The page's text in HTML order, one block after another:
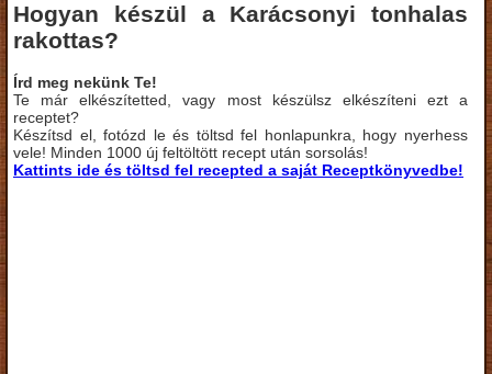
Hogyan készül a Karácsonyi tonhalas
rakottas?
Írd meg nekünk Te!
Te már elkészítetted, vagy most készülsz elkészíteni ezt a
receptet?
Készítsd el, fotózd le és töltsd fel honlapunkra, hogy nyerhess
vele! Minden 1000 új feltöltött recept után sorsolás!
Kattints ide és töltsd fel recepted a saját Receptkönyvedbe!